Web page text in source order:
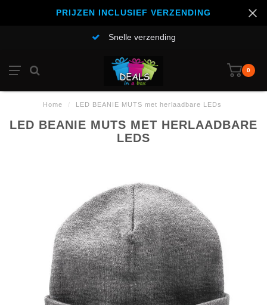
PRIJZEN INCLUSIEF VERZENDING
Snelle verzending
0
Home / LED BEANIE MUTS met herlaadbare LEDs
LED BEANIE MUTS MET HERLAADBARE
LEDS